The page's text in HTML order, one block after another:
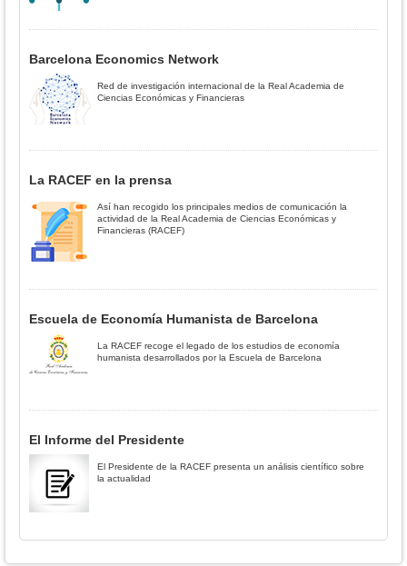
Barcelona Economics Network
Red de investigación internacional de la Real Academia de
Ciencias Económicas y Financieras
La RACEF en la prensa
Así han recogido los principales medios de comunicación la
actividad de la Real Academia de Ciencias Económicas y
Financieras (RACEF)
Escuela de Economía Humanista de Barcelona
La RACEF recoge el legado de los estudios de economía
humanista desarrollados por la Escuela de Barcelona
El Informe del Presidente
El Presidente de la RACEF presenta un análisis científico sobre
la actualidad